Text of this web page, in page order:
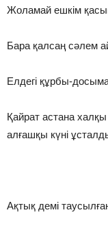
Жоламай ешкім
Бара қалсаң сәлем
Елдегі құрбы-
Қайрат астана
алғашқы күні
Ақтық демі